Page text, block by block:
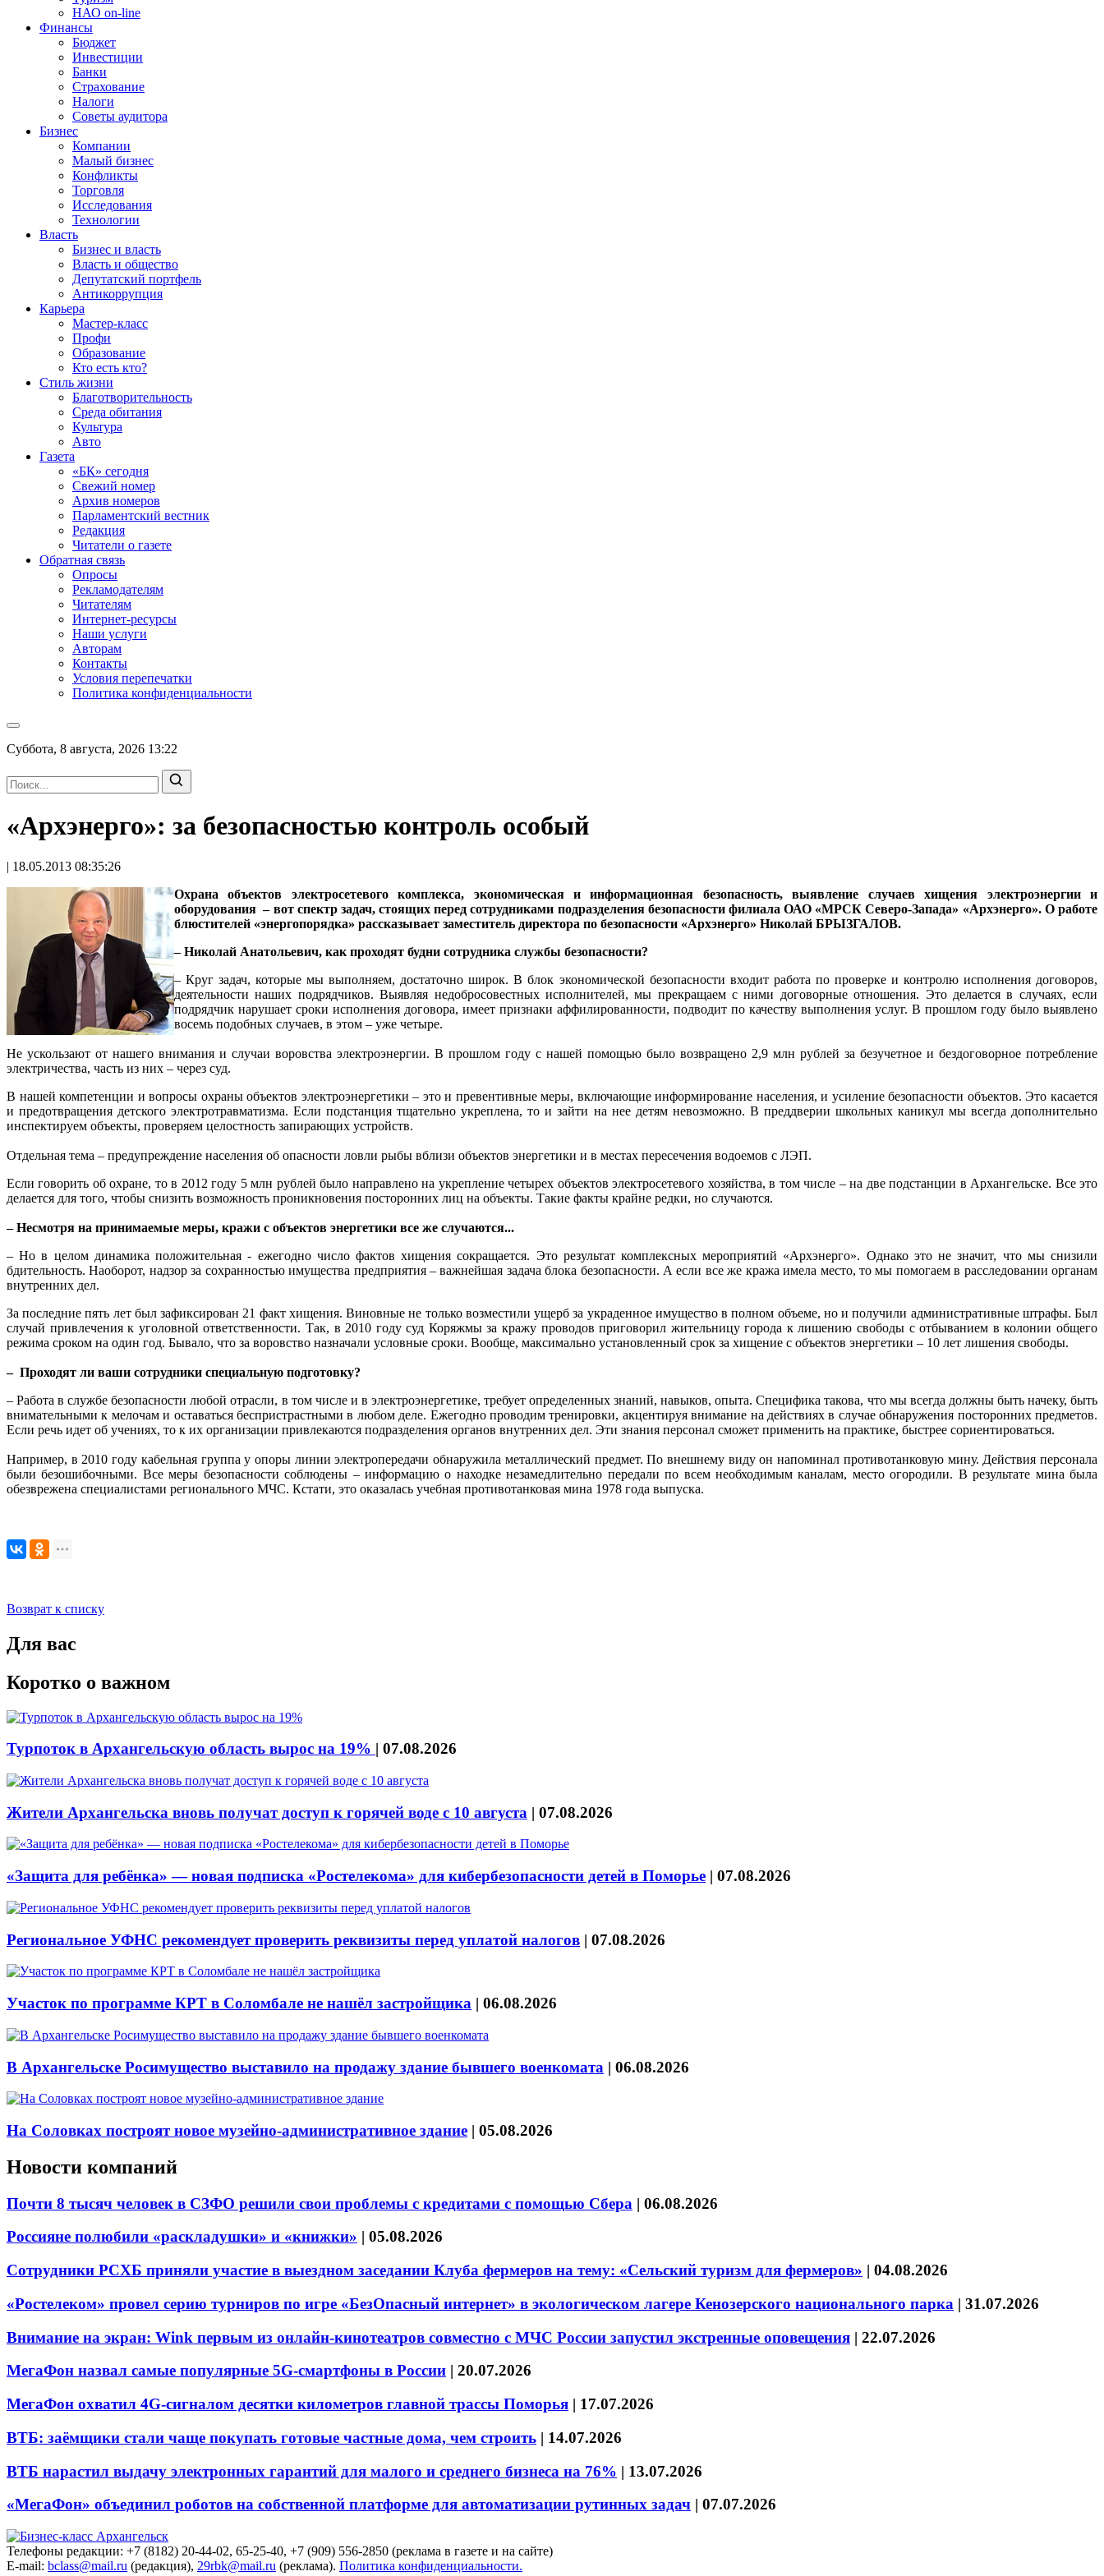
НАО on-line
Финансы
Бюджет
Инвестиции
Банки
Страхование
Налоги
Советы аудитора
Бизнес
Компании
Малый бизнес
Конфликты
Торговля
Исследования
Технологии
Власть
Бизнес и власть
Власть и общество
Депутатский портфель
Антикоррупция
Карьера
Мастер-класс
Профи
Образование
Кто есть кто?
Стиль жизни
Благотворительность
Среда обитания
Культура
Авто
Газета
«БК» сегодня
Свежий номер
Архив номеров
Парламентский вестник
Редакция
Читатели о газете
Обратная связь
Опросы
Рекламодателям
Читателям
Интернет-ресурсы
Наши услуги
Авторам
Контакты
Условия перепечатки
Политика конфиденциальности
Суббота, 8 августа, 2026 13:22
«Архэнерго»: за безопасностью контроль особый
| 18.05.2013 08:35:26
Охрана объектов электросетевого комплекса, экономическая и информационная безопасность, выявление случаев хищения электроэнергии и
оборудования – вот спектр задач, стоящих перед сотрудниками подразделения безопасности филиала ОАО «МРСК Северо-Запада» «Архэнерго». О работе
блюстителей «энергопорядка» рассказывает заместитель директора по безопасности «Архэнерго» Николай БРЫЗГАЛОВ.
– Николай Анатольевич, как проходят будни сотрудника службы безопасности?
– Круг задач, которые мы выполняем, достаточно широк. В блок экономической безопасности входит работа по проверке и контролю исполнения договоров,
деятельности наших подрядчиков. Выявляя недобросовестных исполнителей, мы прекращаем с ними договорные отношения. Это делается в случаях, если
подрядчик нарушает сроки исполнения договора, имеет признаки аффилированности, подводит по качеству выполнения услуг. В прошлом году было выявлено
восемь подобных случаев, в этом – уже четыре.
Не ускользают от нашего внимания и случаи воровства электроэнергии. В прошлом году с нашей помощью было возвращено 2,9 млн рублей за безучетное и бездоговорное потребление
электричества, часть из них – через суд.
В нашей компетенции и вопросы охраны объектов электроэнергетики – это и превентивные меры, включающие информирование населения, и усиление безопасности объектов. Это касается
и предотвращения детского электротравматизма. Если подстанция тщательно укреплена, то и зайти на нее детям невозможно. В преддверии школьных каникул мы всегда дополнительно
инспектируем объекты, проверяем целостность запирающих устройств.
Отдельная тема – предупреждение населения об опасности ловли рыбы вблизи объектов энергетики и в местах пересечения водоемов с ЛЭП.
Если говорить об охране, то в 2012 году 5 млн рублей было направлено на укрепление четырех объектов электросетевого хозяйства, в том числе – на две подстанции в Архангельске. Все это
делается для того, чтобы снизить возможность проникновения посторонних лиц на объекты. Такие факты крайне редки, но случаются.
– Несмотря на принимаемые меры, кражи с объектов энергетики все же случаются...
– Но в целом динамика положительная - ежегодно число фактов хищения сокращается. Это результат комплексных мероприятий «Архэнерго». Однако это не значит, что мы снизили
бдительность. Наоборот, надзор за сохранностью имущества предприятия – важнейшая задача блока безопасности. А если все же кража имела место, то мы помогаем в расследовании органам
внутренних дел.
За последние пять лет был зафиксирован 21 факт хищения. Виновные не только возместили ущерб за украденное имущество в полном объеме, но и получили административные штрафы. Был
случай привлечения к уголовной ответственности. Так, в 2010 году суд Коряжмы за кражу проводов приговорил жительницу города к лишению свободы с отбыванием в колонии общего
режима сроком на один год. Бывало, что за воровство назначали условные сроки. Вообще, максимально установленный срок за хищение с объектов энергетики – 10 лет лишения свободы.
– Проходят ли ваши сотрудники специальную подготовку?
– Работа в службе безопасности любой отрасли, в том числе и в электроэнергетике, требует определенных знаний, навыков, опыта. Специфика такова, что мы всегда должны быть начеку, быть
внимательными к мелочам и оставаться беспристрастными в любом деле. Ежегодно проводим тренировки, акцентируя внимание на действиях в случае обнаружения посторонних предметов.
Если речь идет об учениях, то к их организации привлекаются подразделения органов внутренних дел. Эти знания персонал сможет применить на практике, быстрее сориентироваться.
Например, в 2010 году кабельная группа у опоры линии электропередачи обнаружила металлический предмет. По внешнему виду он напоминал противотанковую мину. Действия персонала
были безошибочными. Все меры безопасности соблюдены – информацию о находке незамедлительно передали по всем необходимым каналам, место огородили. В результате мина была
обезврежена специалистами регионального МЧС. Кстати, это оказалась учебная противотанковая мина 1978 года выпуска.
Возврат к списку
Для вас
Коротко о важном
Турпоток в Архангельскую область вырос на 19% | 07.08.2026
Жители Архангельска вновь получат доступ к горячей воде с 10 августа | 07.08.2026
«Защита для ребёнка» — новая подписка «Ростелекома» для кибербезопасности детей в Поморье | 07.08.2026
Региональное УФНС рекомендует проверить реквизиты перед уплатой налогов | 07.08.2026
Участок по программе КРТ в Соломбале не нашёл застройщика | 06.08.2026
В Архангельске Росимущество выставило на продажу здание бывшего военкомата | 06.08.2026
На Соловках построят новое музейно-административное здание | 05.08.2026
Новости компаний
Почти 8 тысяч человек в СЗФО решили свои проблемы с кредитами с помощью Сбера | 06.08.2026
Россияне полюбили «раскладушки» и «книжки» | 05.08.2026
Сотрудники РСХБ приняли участие в выездном заседании Клуба фермеров на тему: «Сельский туризм для фермеров» | 04.08.2026
«Ростелеком» провел серию турниров по игре «БезОпасный интернет» в экологическом лагере Кенозерского национального парка | 31.07.2026
Внимание на экран: Wink первым из онлайн-кинотеатров совместно с МЧС России запустил экстренные оповещения | 22.07.2026
МегаФон назвал самые популярные 5G-смартфоны в России | 20.07.2026
МегаФон охватил 4G-сигналом десятки километров главной трассы Поморья | 17.07.2026
ВТБ: заёмщики стали чаще покупать готовые частные дома, чем строить | 14.07.2026
ВТБ нарастил выдачу электронных гарантий для малого и среднего бизнеса на 76% | 13.07.2026
«МегаФон» объединил роботов на собственной платформе для автоматизации рутинных задач | 07.07.2026
Телефоны редакции: +7 (8182) 20-44-02, 65-25-40, +7 (909) 556-2850 (реклама в газете и на сайте)
E-mail: bclass@mail.ru (редакция), 29rbk@mail.ru (реклама). Политика конфиденциальности.